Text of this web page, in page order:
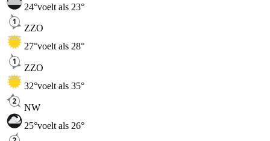
24°voelt als 23°
ZZO
27°voelt als 28°
ZZO
32°voelt als 35°
NW
25°voelt als 26°